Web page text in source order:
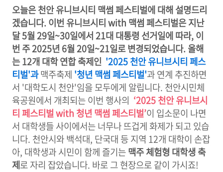
오늘은 천안 유니브시티 맥썸 페스티벌에 대해 설명드리
겠습니다. 이번 유니브시티 with 맥썸 페스티벌은 지난
달 5월 29일~30일에서 21대 대통령 선거일에 따라, 이
번 주 2025년 6월 20일~21일로 변경되었습니다. 올해
는 12개 대학 연합 축제인 '2025 천안 유니브시티 페스
티벌'과맥주축제 '청년 맥썸 페스티벌'과 연계 추진하면
서 '대학도시 천안'임을 모두에게 알립니다. 천안시민체
육공원에서 개최되는 이번 행사의 ‘2025 천안 유니브시
티 페스티벌 with 청년 맥썸 페스티벌’이 입소문이 나면
서 대학생들 사이에서는 너무나 뜨겁게 화제가 되고 있습
니다. 천안시와 백석대, 단국대 등 지역 12개 대학이 손잡
아, 대학생과 시민이 함께 즐기는맥주 체험형 대학생 축
제로 자리 잡았습니다. 바로 그 현장으로 같이 가시죠!